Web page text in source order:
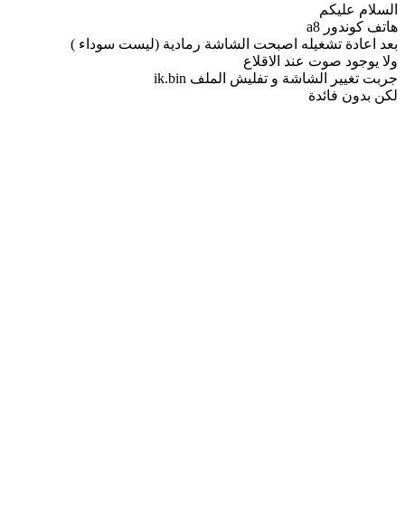
السلام عليكم
هاتف كوندور a8
بعد اعادة تشغيله اصبحت الشاشة رمادية (ليست سوداء )
ولا يوجود صوت عند الاقلاع
جربت تغيير الشاشة و تفليش الملف ik.bin
لكن بدون فائدة